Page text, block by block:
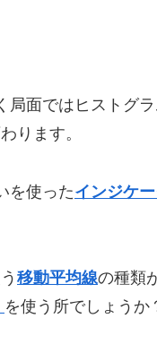
局面ではヒストグラ
ります。
を使ったインジケー
移動平均線の種類
を使う所でしょうか